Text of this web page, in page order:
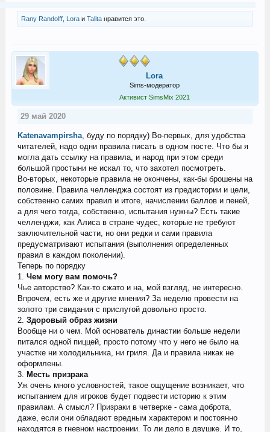
Rany Randolff, Loraи Talitaнравится это.
Lora
Sims-модератор
Активист SimsMix 2021
29 май 2020
Katenavampirsha, буду по порядку) Во-первых, для удобства
читателей, надо одни правила писать в одном посте. Что бы я
могла дать ссылку на правила, и народ при этом среди
большой простыни не искал то, что захотел посмотреть.
Во-вторых, некоторые правила не окончены, как-бы брошены на
половине. Правила челленджа состоят из предистории и цели,
собственно самих правил и итоге, начислении баллов и пеней,
а для чего тогда, собственно, испытания нужны? Есть такие
челленджи, как Алиса в стране чудес, которые не требуют
заключительной части, но они редки и сами правила
предусматривают испытания (выполнения определенных
правил в каждом поколении).
Теперь по порядку
1. Чем могу вам помочь?
Чье авторство? Как-то сжато и на, мой взгляд, не интересно.
Впрочем, есть же и другие мнения? За неделю провести на
золото три свидания с прислугой довольно просто.
2. Здоровый образ жизни
Вообще ни о чем. Мой основатель династии больше недели
питался одной пиццей, просто потому что у него не было на
участке ни холодильника, ни гриля. Да и правила никак не
оформлены.
3.
Месть призрака
Уж очень много условностей, такое ощущение возникает, что
испытанием для игроков будет подвести историю к этим
правилам. А смысл? Призраки в четверке - сама доброта,
даже, если они обладают вредным характером и постоянно
находятся в гневном настроении. То ли дело в двушке. И то,